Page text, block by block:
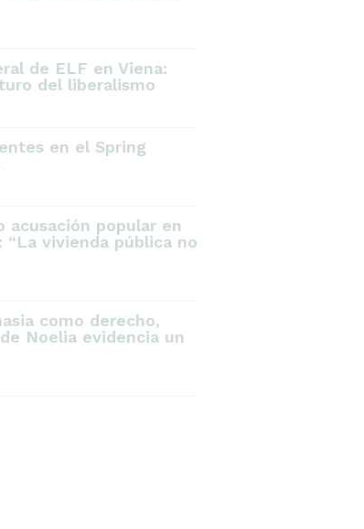
de ELF en Viena:
del liberalismo
en el Spring
acusación popular en
“La vivienda pública no
como derecho,
Noelia evidencia un